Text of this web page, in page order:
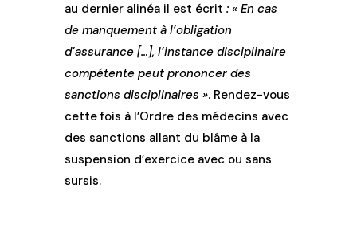
au dernier alinéa il est écrit : « En cas
de manquement à l’obligation
d’assurance […], l’instance disciplinaire
compétente peut prononcer des
sanctions disciplinaires ». Rendez-vous
cette fois à l’Ordre des médecins avec
des sanctions allant du blâme à la
suspension d’exercice avec ou sans
sursis.